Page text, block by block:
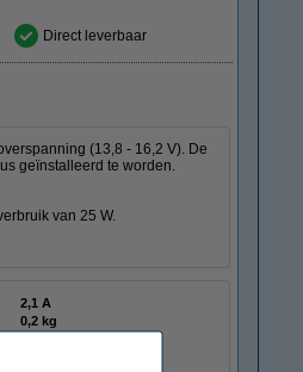
Direct leverbaar
(13,8 - 16,2 V). De
geïnstalleerd te worden.
van 25 W.
2,1 A
0,2 kg